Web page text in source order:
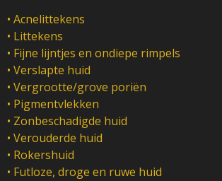
• Acnelittekens
• Littekens
• Fijne lijntjes en ondiepe rimpels
• Verslapte huid
• Vergrootte/grove poriën
• Pigmentvlekken
• Zonbeschadigde huid
• Verouderde huid
• Rokershuid
• Futloze, droge en ruwe huid